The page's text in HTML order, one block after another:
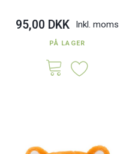
95,00 DKK Inkl. moms
PÅ LAGER